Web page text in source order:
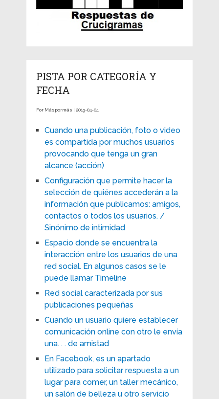
PISTA POR CATEGORÍA Y
FECHA
For Máspormás | 2019-04-04
Cuando una publicación, foto o video
es compartida por muchos usuarios
provocando que tenga un gran
alcance (acción)
Configuración que permite hacer la
selección de quiénes accederán a la
información que publicamos: amigos,
contactos o todos los usuarios. /
Sinónimo de intimidad
Espacio donde se encuentra la
interacción entre los usuarios de una
red social. En algunos casos se le
puede llamar Timeline
Red social caracterizada por sus
publicaciones pequeñas
Cuando un usuario quiere establecer
comunicación online con otro le envía
una. . . de amistad
En Facebook, es un apartado
utilizado para solicitar respuesta a un
lugar para comer, un taller mecánico,
un salón de belleza u otro servicio